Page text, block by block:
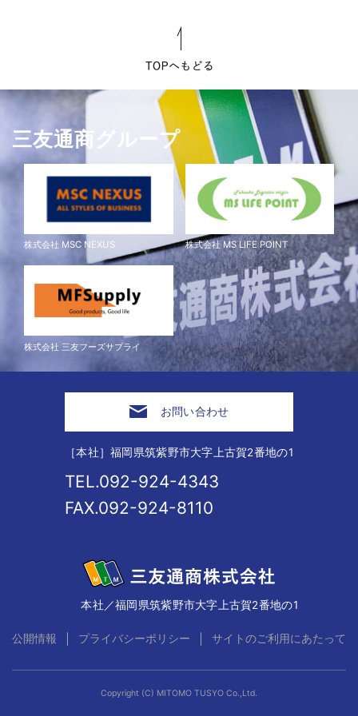
三友通商グループ
株式会社 MSC NEXUS 株式会社 MS LIFE POINT
株式会社 三友フーズサプライ
お問い合わせ
［本社］福岡県筑紫野市大字上古賀2番地の1
TEL.092-924-4343
FAX.092-924-8110
本社／福岡県筑紫野市大字上古賀2番地の1
公開情報 ｜ プライバシーポリシー ｜ サイトのご利用にあたって
Copyright (C) MITOMO TUSYO Co.,Ltd.